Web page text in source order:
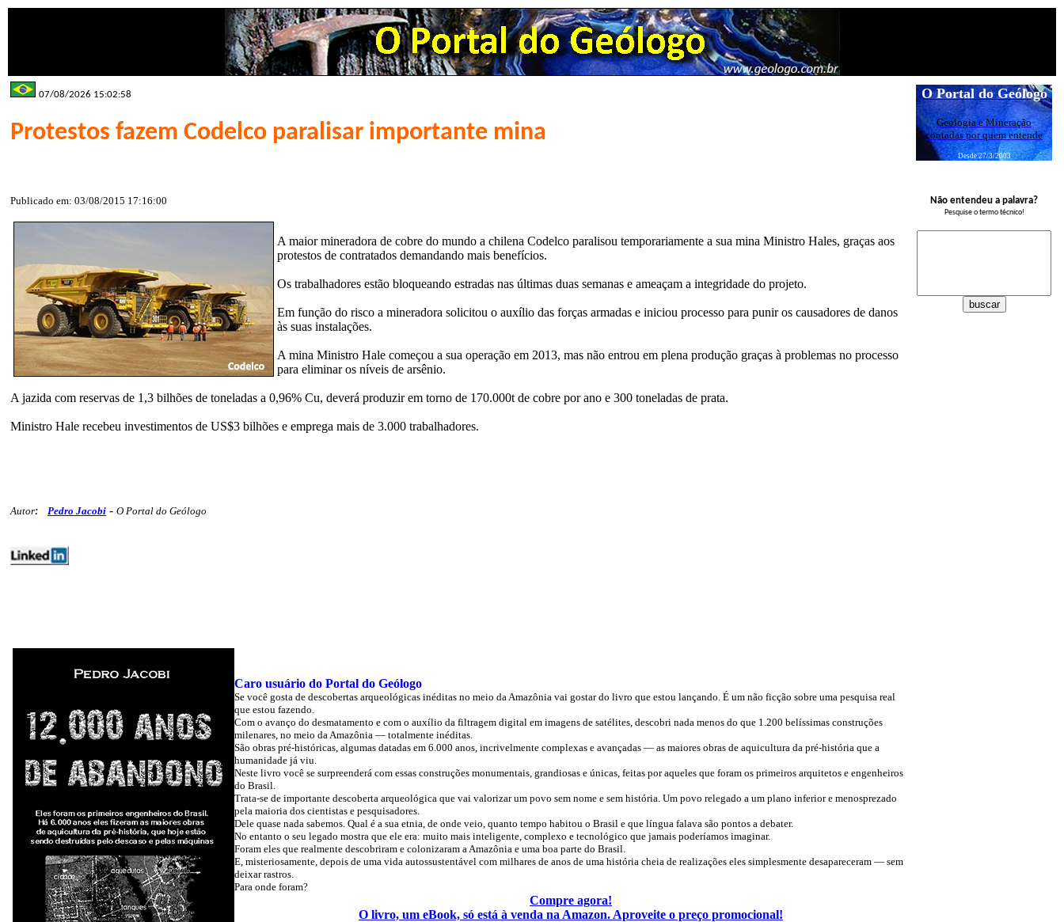
07/08/2026 15:02:58
Protestos fazem Codelco paralisar importante mina
Publicado em: 03/08/2015 17:16:00
A maior mineradora de cobre do mundo a chilena Codelco paralisou temporariamente a sua mina Ministro Hales, graças aos
protestos de contratados demandando mais benefícios.
Os trabalhadores estão bloqueando estradas nas últimas duas semanas e ameaçam a integridade do projeto.
Em função do risco a mineradora solicitou o auxílio das forças armadas e iniciou processo para punir os causadores de danos
às suas instalações.
A mina Ministro Hale começou a sua operação em 2013, mas não entrou em plena produção graças à problemas no processo
para eliminar os níveis de arsênio.
A jazida com reservas de 1,3 bilhões de toneladas a 0,96% Cu, deverá produzir em torno de 170.000t de cobre por ano e 300 toneladas de prata.
Ministro Hale recebeu investimentos de US$3 bilhões e emprega mais de 3.000 trabalhadores.
Autor: Pedro Jacobi - O Portal do Geólogo
Caro usuário do Portal do Geólogo
Se você gosta de descobertas arqueológicas inéditas no meio da Amazônia vai gostar do livro que estou lançando. É um não ficção sobre uma pesquisa real
que estou fazendo.
Com o avanço do desmatamento e com o auxílio da filtragem digital em imagens de satélites, descobri nada menos do que 1.200 belíssimas construções
milenares, no meio da Amazônia — totalmente inéditas.
São obras pré-históricas, algumas datadas em 6.000 anos, incrivelmente complexas e avançadas — as maiores obras de aquicultura da pré-história que a
humanidade já viu.
Neste livro você se surpreenderá com essas construções monumentais, grandiosas e únicas, feitas por aqueles que foram os primeiros arquitetos e engenheiros
do Brasil.
Trata-se de importante descoberta arqueológica que vai valorizar um povo sem nome e sem história. Um povo relegado a um plano inferior e menosprezado
pela maioria dos cientistas e pesquisadores.
Dele quase nada sabemos. Qual é a sua etnia, de onde veio, quanto tempo habitou o Brasil e que língua falava são pontos a debater.
No entanto o seu legado mostra que ele era: muito mais inteligente, complexo e tecnológico que jamais poderíamos imaginar.
Foram eles que realmente descobriram e colonizaram a Amazônia e uma boa parte do Brasil.
E, misteriosamente, depois de uma vida autossustentável com milhares de anos de uma história cheia de realizações eles simplesmente desapareceram — sem
deixar rastros.
Para onde foram?
Compre agora!
O livro, um eBook, só está à venda na Amazon. Aproveite o preço promocional!
O Portal do Geólogo
Geologia e Mineração
contadas por quem entende
Desde 27/3/2003
Não entendeu a palavra?
Pesquise o termo técnico!